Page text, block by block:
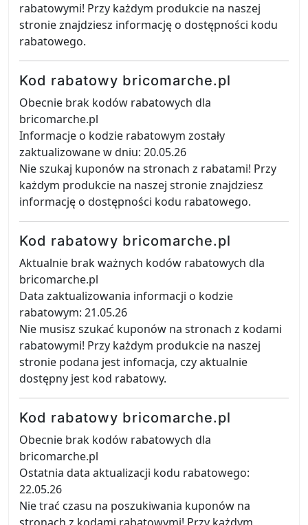
rabatowymi! Przy każdym produkcie na naszej
stronie znajdziesz informację o dostępności kodu
rabatowego.
Kod rabatowy bricomarche.pl
Obecnie brak kodów rabatowych dla
bricomarche.pl
Informacje o kodzie rabatowym zostały
zaktualizowane w dniu: 20.05.26
Nie szukaj kuponów na stronach z rabatami! Przy
każdym produkcie na naszej stronie znajdziesz
informację o dostępności kodu rabatowego.
Kod rabatowy bricomarche.pl
Aktualnie brak ważnych kodów rabatowych dla
bricomarche.pl
Data zaktualizowania informacji o kodzie
rabatowym: 21.05.26
Nie musisz szukać kuponów na stronach z kodami
rabatowymi! Przy każdym produkcie na naszej
stronie podana jest infomacja, czy aktualnie
dostępny jest kod rabatowy.
Kod rabatowy bricomarche.pl
Obecnie brak kodów rabatowych dla
bricomarche.pl
Ostatnia data aktualizacji kodu rabatowego:
22.05.26
Nie trać czasu na poszukiwania kuponów na